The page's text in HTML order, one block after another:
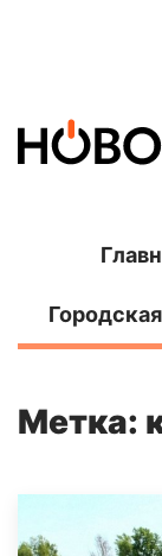
Метка: